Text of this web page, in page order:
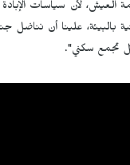
لأن سياسات الإبادة
بالبيئة، علينا أن نناضل
كل تجمع سكني".